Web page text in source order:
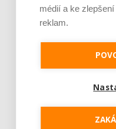
stravě ho mám
Pojem protein
v oblasti zdraví,
médií a ke
reklam.